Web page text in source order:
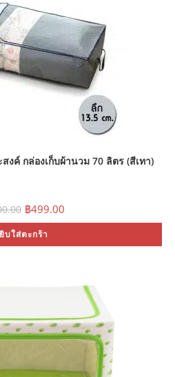
งค์ กล่องเก็บผ้านวม 70 ลิตร (สีเทา)
Original
price
was:
฿1,000.00.
฿499.00Current
price
is:
บใส่ตะกร้า